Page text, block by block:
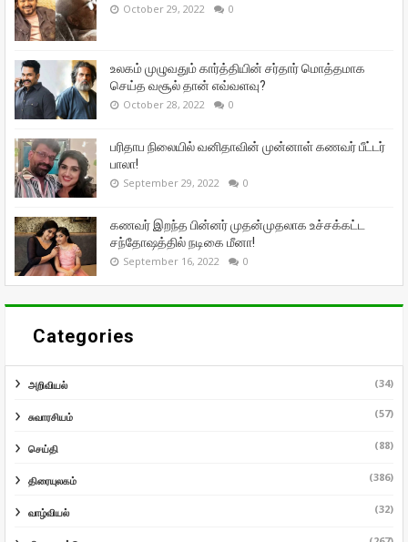
October 29, 2022 0
உலகம் முழுவதும் கார்த்தியின் சர்தார் மொத்தமாக
செய்த வசூல் தான் எவ்வளவு?
October 28, 2022 0
பரிதாப நிலையில் வனிதாவின் முன்னாள் கணவர் பீட்டர்
பாலா!
September 29, 2022 0
கணவர் இறந்த பின்னர் முதன்முதலாக உச்சக்கட்ட
சந்தோஷத்தில் நடிகை மீனா!
September 16, 2022 0
Categories
அறிவியல் (34)
சுவாரசியம் (57)
செய்தி (88)
திரையுலகம் (386)
வாழ்வியல் (32)